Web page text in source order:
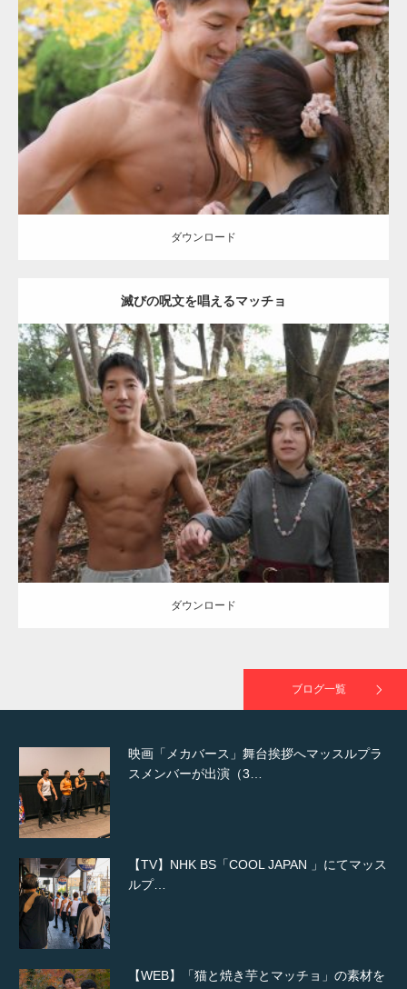
Update: 2021.07.8
Category:公園のマッチョ その他 AKIHITO(細マッチョ) 大胸筋 肩 腹
筋
ダウンロード
滅びの呪文を唱えるマッチョ
Update:2021.07.8
Category:公園のマッチョ その他 AKIHITO(細マッチョ) 大胸筋 腹筋
ダウンロード
ダウンロード
ブログ一覧
【YouTube】マッチョフリー素材メンバーが
ギネス世界記録…
【TV】TBS番組「ひるおび」にてマッスルプ
ラスが紹介されま…
TOKYO FMラジオ番組「ONE MORNING」
で紹介さ…
NHK「所さん！事件ですよ」に取材されまし
た（6/8放送）
映画「メカバース」舞台挨拶へマッスルプラ
スメンバーが出演（3…
【TV】NHK BS「COOL JAPAN 」にてマッス
ルプ…
【WEB】「猫と焼き芋とマッチョ」の素材を